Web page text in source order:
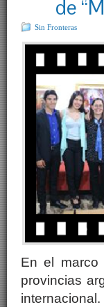
de
Sin Fronteras
En el
provincias
internacional.